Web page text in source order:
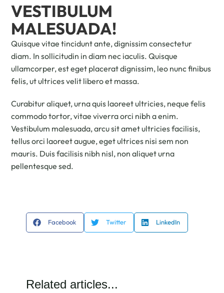
VESTIBULUM
MALESUADA!
Quisque vitae tincidunt ante, dignissim consectetur
diam. In sollicitudin in diam nec iaculis. Quisque
ullamcorper, est eget placerat dignissim, leo nunc finibus
felis, ut ultrices velit libero et massa.
Curabitur aliquet, urna quis laoreet ultricies, neque felis
commodo tortor, vitae viverra orci nibh a enim.
Vestibulum malesuada, arcu sit amet ultricies facilisis,
tellus orci laoreet augue, eget ultrices nisi sem non
mauris. Duis facilisis nibh nisl, non aliquet urna
pellentesque sed.
Facebook Twitter LinkedIn
Related articles...